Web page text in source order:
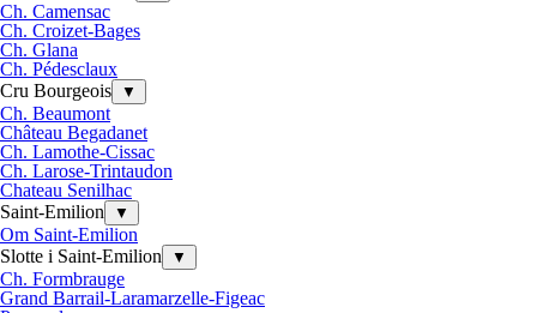
Ch. Camensac
Ch. Croizet-Bages
Ch. Glana
Ch. Pédesclaux
Cru Bourgeois
▼
Ch. Beaumont
Château Begadanet
Ch. Lamothe-Cissac
Ch. Larose-Trintaudon
Chateau Senilhac
Saint-Emilion
▼
Om Saint-Emilion
Slotte i Saint-Emilion
▼
Ch. Formbrauge
Grand Barrail-Laramarzelle-Figeac